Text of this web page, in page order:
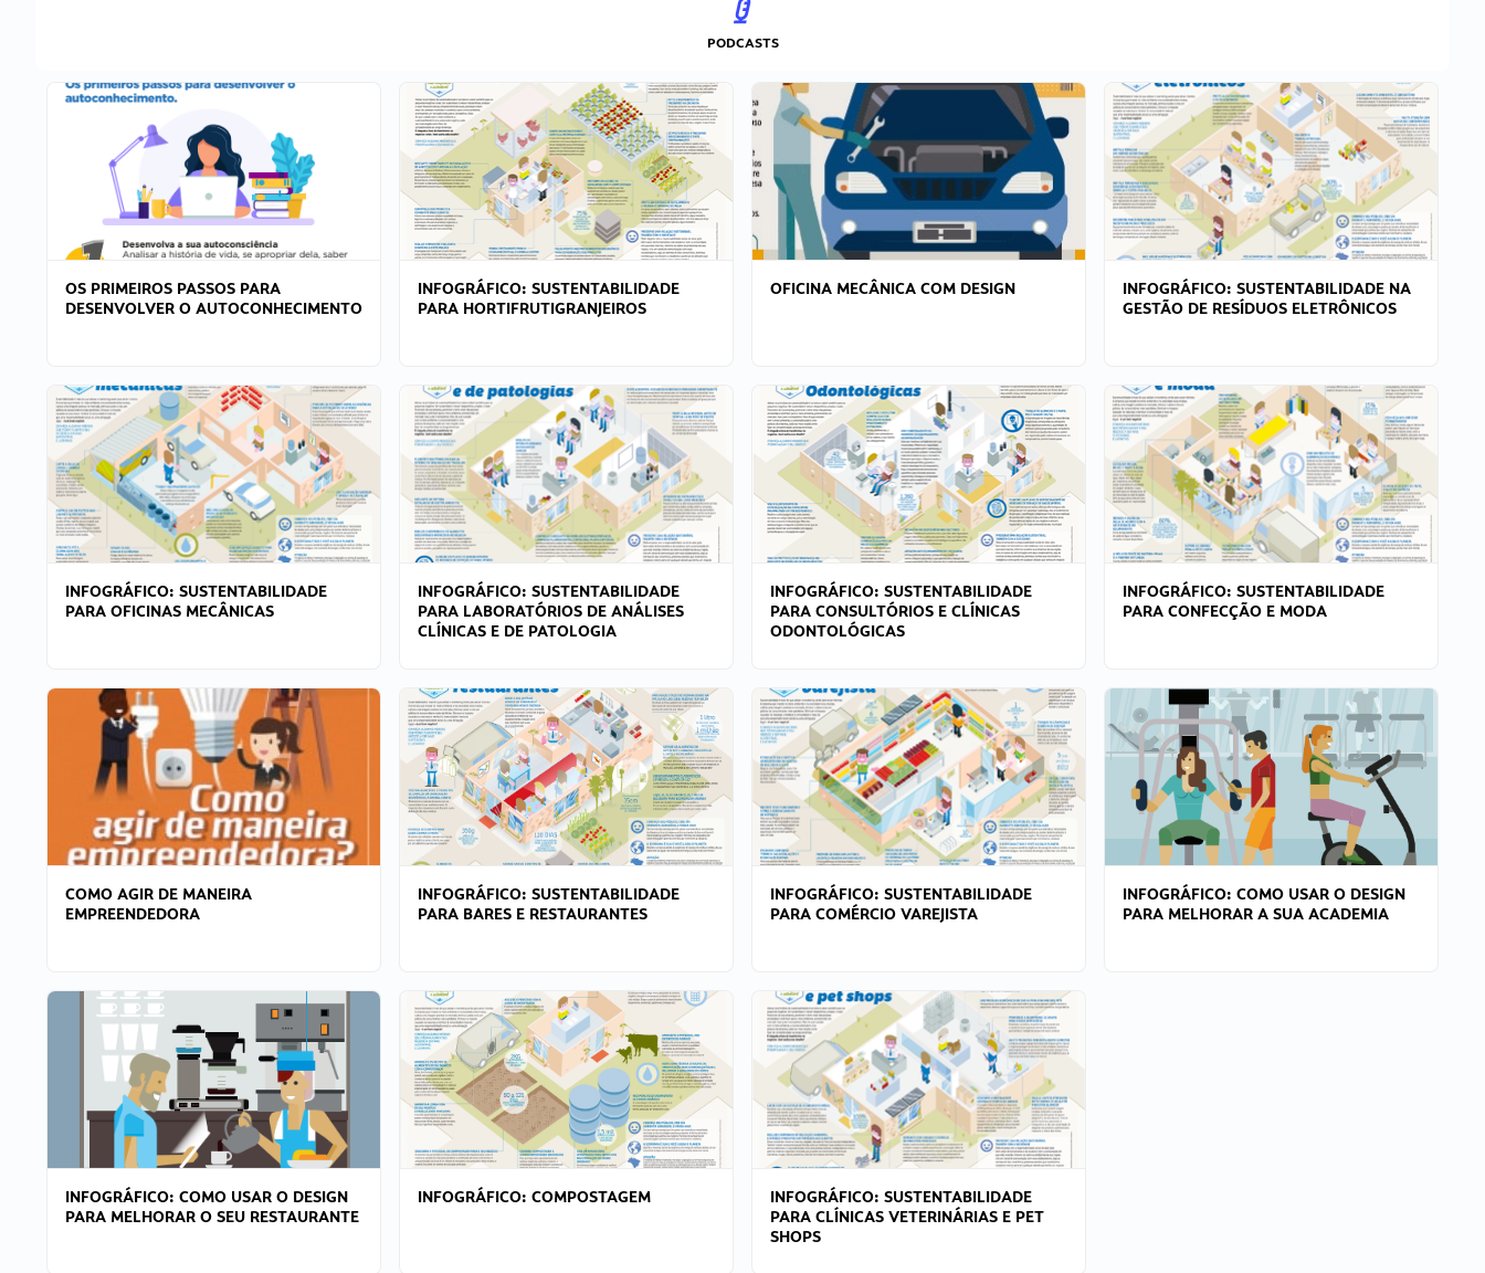
PODCASTS
OS PRIMEIROS PASSOS PARA
DESENVOLVER O AUTOCONHECIMENTO
INFOGRÁFICO: SUSTENTABILIDADE
PARA HORTIFRUTIGRANJEIROS
OFICINA MECÂNICA COM DESIGN
INFOGRÁFICO: SUSTENTABILIDADE NA
GESTÃO DE RESÍDUOS ELETRÔNICOS
INFOGRÁFICO: SUSTENTABILIDADE
PARA OFICINAS MECÂNICAS
INFOGRÁFICO: SUSTENTABILIDADE
PARA LABORATÓRIOS DE ANÁLISES
CLÍNICAS E DE PATOLOGIA
INFOGRÁFICO: SUSTENTABILIDADE
PARA CONSULTÓRIOS E CLÍNICAS
ODONTOLÓGICAS
INFOGRÁFICO: SUSTENTABILIDADE
PARA CONFECÇÃO E MODA
COMO AGIR DE MANEIRA
EMPREENDEDORA
INFOGRÁFICO: SUSTENTABILIDADE
PARA BARES E RESTAURANTES
INFOGRÁFICO: SUSTENTABILIDADE
PARA COMÉRCIO VAREJISTA
INFOGRÁFICO: COMO USAR O DESIGN
PARA MELHORAR A SUA ACADEMIA
INFOGRÁFICO: COMO USAR O DESIGN
PARA MELHORAR O SEU RESTAURANTE
INFOGRÁFICO: COMPOSTAGEM
INFOGRÁFICO: SUSTENTABILIDADE
PARA CLÍNICAS VETERINÁRIAS E PET
SHOPS